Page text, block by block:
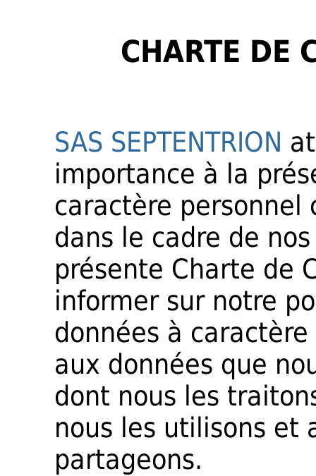
CHARTE DE
SAS SEPTENTRION
importance à la
caractère personnel
dans le cadre de
présente Charte de
informer sur notre
données à
aux données que
dont nous les
nous les utilisons et
partageons.